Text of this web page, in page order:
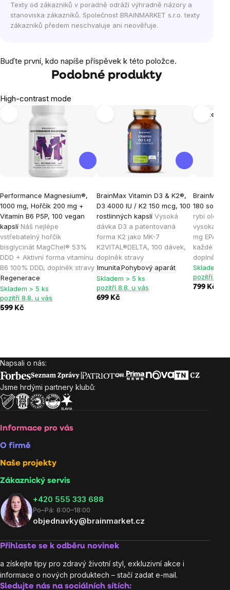
Texty od zákazníků v poradně odráží výhradně názory a
stanoviska zákazníků. Společnost BRAINMARKET s.r.o. texty
zákazníků předem neschvaluje ani neověřuje.
Buďte první, kdo napíše příspěvek k této položce.
Podobné produkty
High-contrast mode
Performance Magnesium®,
1000 mg, Hořčík 200 mg +
Vitamín B6 P5P, 100 vegan
kapslí Náš nejlépe
vstřebatelný hořčík
bisglycinát MagChel® 53%
DDD + Aktivní forma vitamínu
B6 100% DDD, doplněk stravy
Regenerace
Skladem > 5 ks
pozítří 8.8. u vás
599 Kč
BrainMax Vitamin D3 & K2®,
D3 4000 IU / K2 150 mcg, 100
rostlinných kapslí Vysoká
dávka D3 a patentovaná
forma K2 jako MK-7
K2VITAL®DELTA, 100 dávek,
doplněk stravy
ImunitaPohybový aparát
Skladem > 5 ks
pozítří 8.8. u vás
699 Kč
Mozek
BrainMax
180
rybí olej,
vysoká
mg EPA a
každé
doplněk
Skladem >
pozítří 8.8.
799 Kč
Zápatí
Napsali o nás:
Jsme hrdými partnery klubů:
Informace pro vás
O firmě
Naše projekty
Zákaznický servis
‭+420 555 333 688
Po–Pá: 8:00–18:00
objednavky@brainmarket.cz
Přihlaste se k odběru novinek
a získejte tipy pro zdravý životní styl, exkluzivní akce i
informace o nových produktech – stačí zadat e-mail.
Sledujte nás na sociálních sítích: